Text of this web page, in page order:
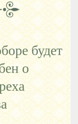
будет
о